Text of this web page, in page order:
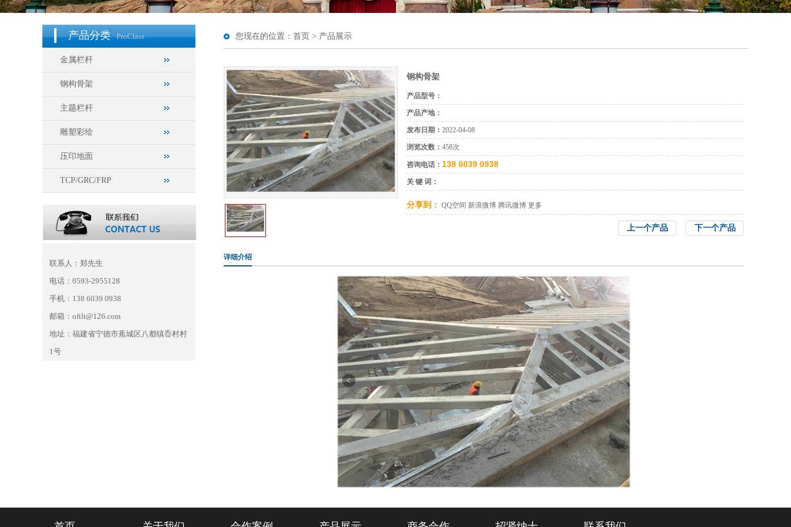
产品分类 ProClass
金属栏杆
钢构骨架
主题栏杆
雕塑彩绘
压印地面
TCP/GRC/FRP
联系人：郑先生
电话：0593-2955128
手机：138 6039 0938
邮箱：oftlt@126.com
地址：福建省宁德市蕉城区八都镇岙村村
1号
您现在的位置： 首页 > 产品展示
钢构骨架
产品型号：
产品产地：
发布日期： 2022-04-08
浏览次数： 458次
咨询电话： 138 6039 0938
关 键 词：
分享到： QQ空间 新浪微博 腾讯微博 更多
下一个产品
上一个产品
详细介绍